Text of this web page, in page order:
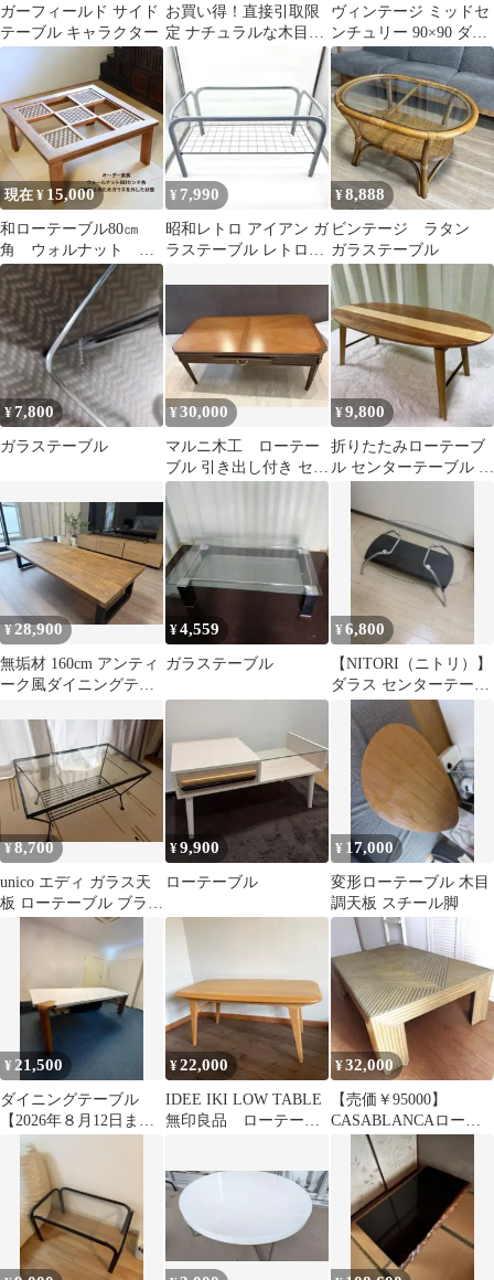
ガーフィールド サイド
テーブル キャラクター
お買い得！直接引取限
定 ナチュラルな木目セ
ンターテーブル幅
120cm 引き出し付
ヴィンテージ ミッドセ
ンチュリー 90×90 ダイ
ニング ローテーブル ガ
ラス
現在 ¥ 15,000
和ローテーブル80㎝
角 ウォルナット 木
製 ガラス 組子調レ
ザーカット 1点物
¥ 7,990
昭和レトロ アイアン ガ
ラステーブル レトロモ
¥8,888
ビンテージ ラタン
ガラステーブル
¥7,800
ガラステーブル
¥30,000
マルニ木工 ローテー
ブル 引き出し付き セン
ターテーブル
¥9,800
折りたたみローテーブ
ル センターテーブル フ
木 台湾製
¥28,900
無垢材 160cm アンティ
ーク風ダイニングテー
¥4,559
ガラステーブル
¥6,800
【NITORI（ニトリ）】
ダラス センターテーブ
ル FHS
¥8,700
unico エディ ガラス天
板 ローテーブル ブラッ
ク アイアンフレーム
¥9,900
ローテーブル
¥ 17,000
変形ローテーブル 木目
調天板 スチール脚
¥ 21,500
ダイニングテーブル
【2026年８月12日まで
のお取引限定】
¥22,000
IDEE IKI LOW TABLE
無印良品 ローテーブ
¥32,000
【売価￥95000】
CASABLANCAローテ
ーブル 籐